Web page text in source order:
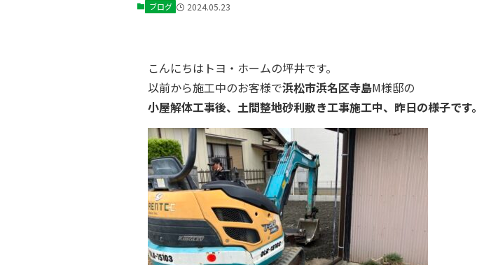
ブログ 2024.05.23
こんにちはトヨ・ホームの坪井です。
以前から施工中のお客様で浜松市浜名区寺島M様邸の
小屋解体工事後、土間整地砂利敷き工事施工中、昨日の様子です。